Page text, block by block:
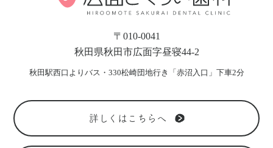
〒010-0041
秋田県秋田市広面字昼寝44-2
秋田駅西口よりバス・330松崎団地行き「赤沼入口」下車2分
詳しくはこちらへ